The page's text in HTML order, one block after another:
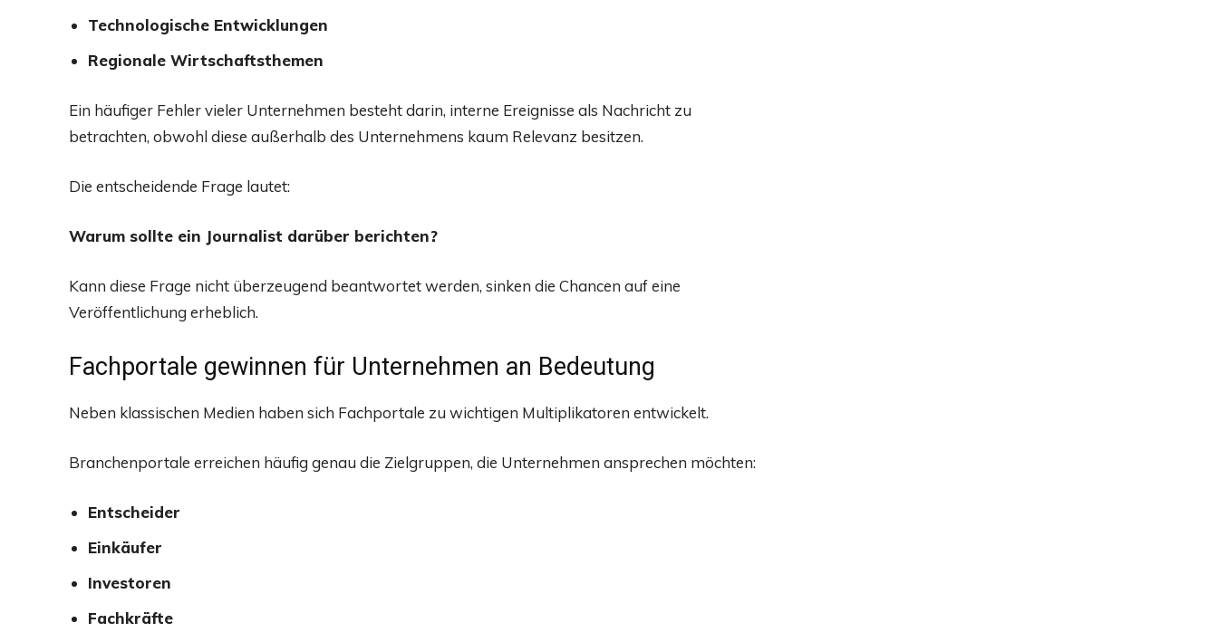
Technologische Entwicklungen
Regionale Wirtschaftsthemen
Ein häufiger Fehler vieler Unternehmen besteht darin, interne Ereignisse als Nachricht zu
betrachten, obwohl diese außerhalb des Unternehmens kaum Relevanz besitzen.
Die entscheidende Frage lautet:
Warum sollte ein Journalist darüber berichten?
Kann diese Frage nicht überzeugend beantwortet werden, sinken die Chancen auf eine
Veröffentlichung erheblich.
Fachportale gewinnen für Unternehmen an Bedeutung
Neben klassischen Medien haben sich Fachportale zu wichtigen Multiplikatoren entwickelt.
Branchenportale erreichen häufig genau die Zielgruppen, die Unternehmen ansprechen möchten:
Entscheider
Einkäufer
Investoren
Fachkräfte